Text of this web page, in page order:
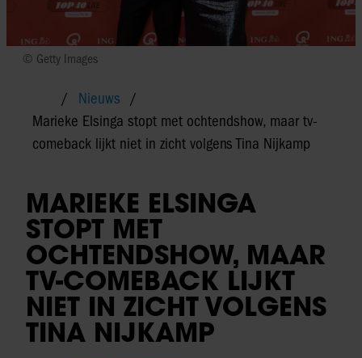
© Getty Images
Nieuws
Marieke Elsinga stopt met ochtendshow, maar tv-
comeback lijkt niet in zicht volgens Tina Nijkamp
MARIEKE ELSINGA
STOPT MET
OCHTENDSHOW, MAAR
TV-COMEBACK LIJKT
NIET IN ZICHT VOLGENS
TINA NIJKAMP